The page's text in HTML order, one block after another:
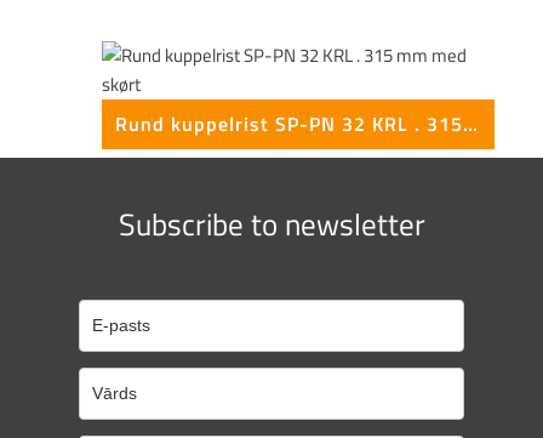
Rund kuppelrist SP-PN 32 KRL . 315 mm med skørt
Subscribe to newsletter